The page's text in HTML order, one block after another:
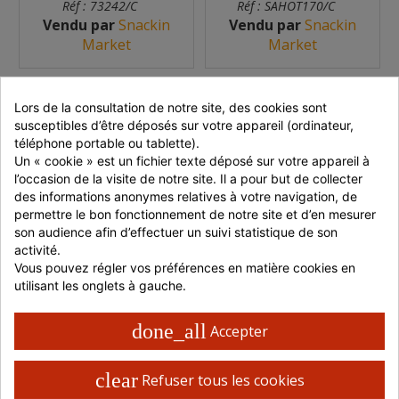
Réf : 73242/C
Vendu parSnackin
Market
Réf : SAHOT170/C
Vendu parSnackin
Market
SAC SANDWICH KRAFT
BRUN AVEC FENÊTRE
140 X 40 X...
Colis de 1000 pièces
dès 17,60 €
Indisponible
Réf : 703313KB
FILM ÉTIRABLE 300 X
0,3 M
1 Rouleau
dès 7,53 €
Réf : RFC4740P
Lors de la consultation de notre site, des cookies sont
susceptibles d’être déposés sur votre appareil (ordinateur,
téléphone portable ou tablette).
Un « cookie » est un fichier texte déposé sur votre appareil à
l’occasion de la visite de notre site. Il a pour but de collecter
des informations anonymes relatives à votre navigation, de
permettre le bon fonctionnement de notre site et d’en mesurer
son audience afin d’effectuer un suivi statistique de son
activité.
Vous pouvez régler vos préférences en matière cookies en
utilisant les onglets à gauche.
done_all Accepter
clear Refuser tous les cookies